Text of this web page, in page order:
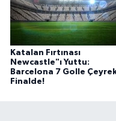
Katalan Fırtınası
Newcastle"ı Yuttu:
Barcelona 7 Golle
Finalde!